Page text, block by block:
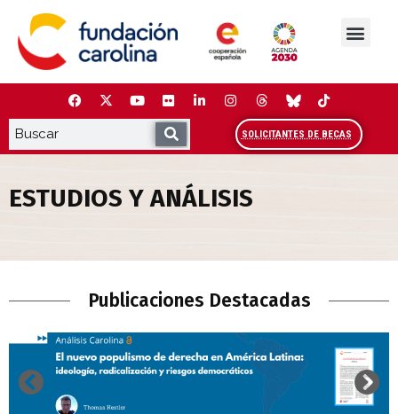
contenido
SOLICITANTES DE BECAS
ESTUDIOS Y ANÁLISIS
Publicaciones Destacadas